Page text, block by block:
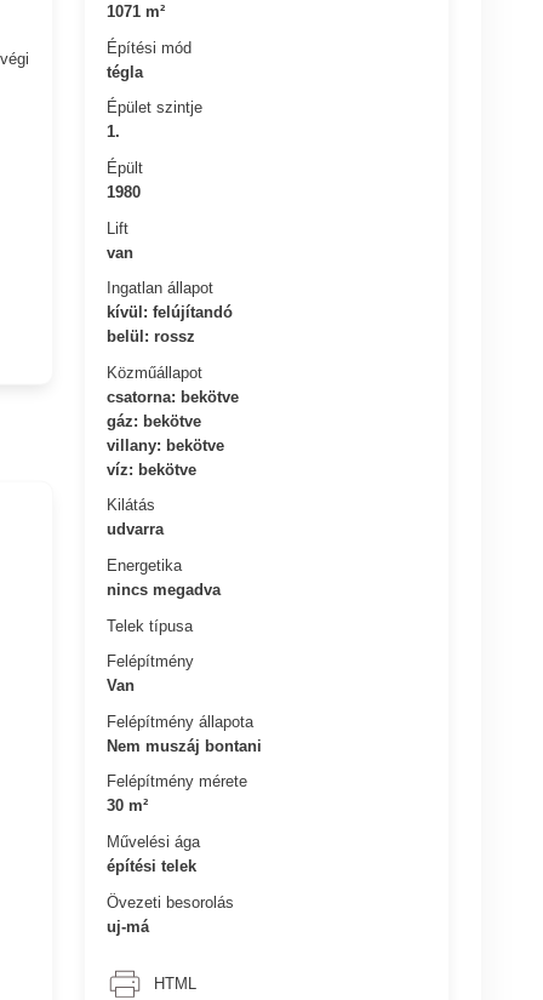
1071 m²
Építési mód
tégla
Épület szintje
1.
Épült
1980
Lift
van
Ingatlan állapot
kívül: felújítandó
belül: rossz
Közműállapot
csatorna: bekötve
gáz: bekötve
villany: bekötve
víz: bekötve
Kilátás
udvarra
Energetika
nincs megadva
Telek típusa
Felépítmény
Van
Felépítmény állapota
Nem muszáj bontani
Felépítmény mérete
30 m²
Művelési ága
építési telek
Övezeti besorolás
uj-má
HTML